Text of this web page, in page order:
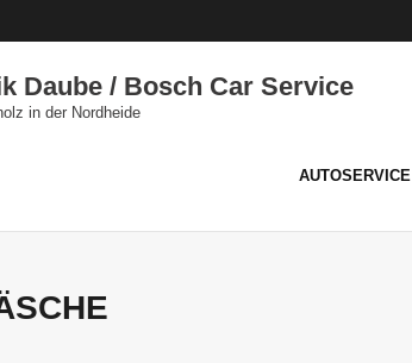
Daube / Bosch Car Service
in der Nordheide
AUTOSERVICE